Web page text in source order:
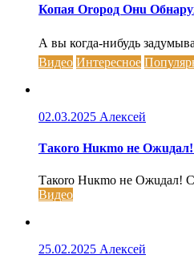
Копая Оrород Онu
А вы когда-нибудь
Видео Интересное
02.03.2025 Алексей
Такоrо Нuкmо не
Такоrо Нuкmо не Ожuдал!
Видео
25.02.2025 Алексей